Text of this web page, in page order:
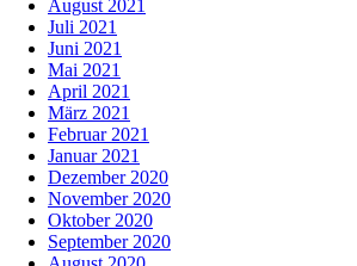
August 2021
Juli 2021
Juni 2021
Mai 2021
April 2021
März 2021
Februar 2021
Januar 2021
Dezember 2020
November 2020
Oktober 2020
September 2020